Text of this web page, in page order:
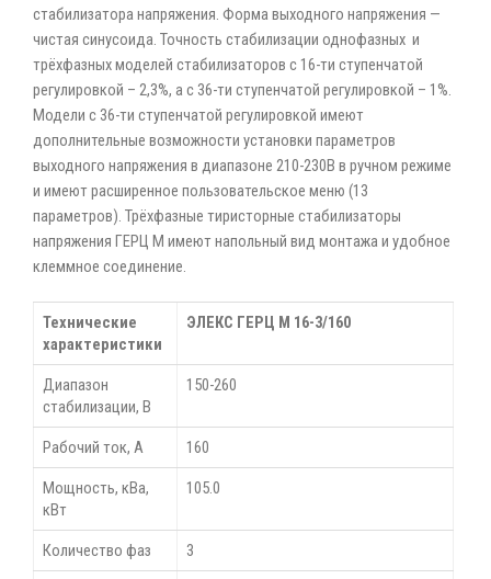
стабилизатора напряжения. Форма выходного напряжения —
чистая синусоида. Точность стабилизации однофазных и
трёхфазных моделей стабилизаторов с 16-ти ступенчатой
регулировкой – 2,3%, а с 36-ти ступенчатой регулировкой – 1%.
Модели с 36-ти ступенчатой регулировкой имеют
дополнительные возможности установки параметров
выходного напряжения в диапазоне 210-230В в ручном режиме
и имеют расширенное пользовательское меню (13
параметров). Трёхфазные тиристорные стабилизаторы
напряжения ГЕРЦ М имеют напольный вид монтажа и удобное
клеммное соединение.
Технические
характеристики
ЭЛЕКС ГЕРЦ М 16-3/160
Диапазон
стабилизации, В
150-260
Рабочий ток, А 160
Мощность, кВа,
кВт
105.0
Количество фаз 3